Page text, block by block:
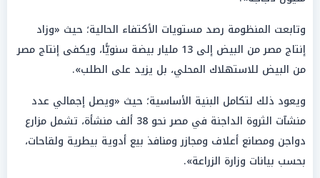
وتابعت المنظومة رصد مستويات الأكتفاء الحالية؛ حيث «وزاد
إنتاج مصر من البيض إلى 13 مليار بيضة سنويًّا، ويكفى إنتاج مصر
من البيض للاستهلاك المحلي، بل يزيد على الطلب».
ويعود ذلك لتكامل البنية الأساسية؛ حيث «ويصل إجمالي عدد
منشآت الثروة الداجنة في مصر نحو 38 ألف منشأة، تشمل مزارع
دواجن ومصانع أعلاف ومجازر ومنافذ بيع أدوية بيطرية ولقاحات،
بحسب بيانات وزارة الزراعة».